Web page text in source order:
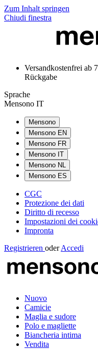
Zum Inhalt springen
Chiudi finestra
Versandkostenfrei ab
Rückgabe
Sprache
Mensono IT
Mensono
Mensono EN
Mensono FR
Mensono IT
Mensono NL
Mensono ES
CGC
Protezione dei dati
Diritto di recesso
Impostazioni dei
Impronta
Registrieren oder Accedi
Nuovo
Camicie
Maglia e sudore
Polo e magliette
Biancheria intima
Vendita